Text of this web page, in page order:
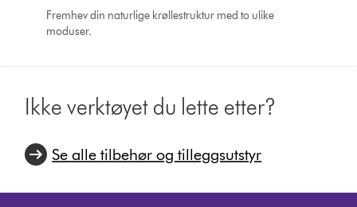
Fremhev din naturlige krøllestruktur med to ulike
moduser.
Ikke verktøyet du lette etter?
Se alle tilbehør og tilleggsutstyr